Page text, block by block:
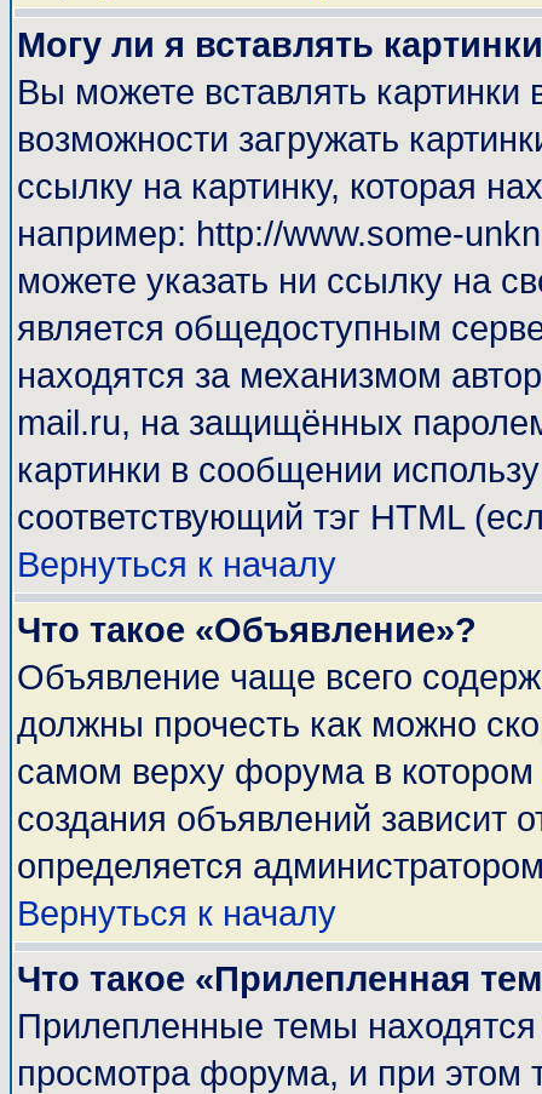
Могу ли я вставлять
Вы можете вставлять
возможности загружать
ссылку на картинку, которая
например: http://www.some-
можете указать ни ссылку на
является общедоступным
находятся за механизмом
mail.ru, на защищённых
картинки в сообщении
соответствующий тэг HTML
Вернуться к началу
Что такое «Объявление»?
Объявление чаще всего
должны прочесть как можно
самом верху форума в
создания объявлений зависит
определяется
Вернуться к началу
Что такое «Прилепленная
Прилепленные темы
просмотра форума, и при этом